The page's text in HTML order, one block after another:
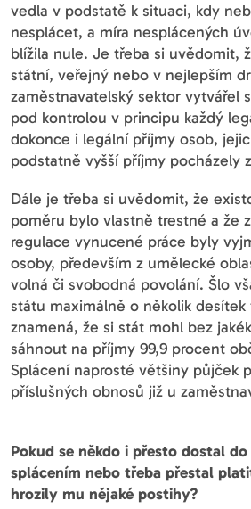
vedla v podstatě k situaci, kdy
nesplácet, a míra nesplácených
blížila nule. Je třeba si uvědomit,
státní, veřejný nebo v nejlepším
zaměstnavatelský sektor vytvářel
pod kontrolou v principu každý
dokonce i legální příjmy osob,
podstatně vyšší příjmy pocházely
Dále je třeba si uvědomit, že
poměru bylo vlastně trestné a že
regulace vynucené práce byly
osoby, především z umělecké
volná či svobodná povolání. Šlo
státu maximálně o několik desítek
znamená, že si stát mohl bez
sáhnout na příjmy 99,9 procent
Splácení naprosté většiny půjček
příslušných obnosů již u
Pokud se někdo i přesto dostal
splácením nebo třeba přestal
hrozily mu nějaké postihy?